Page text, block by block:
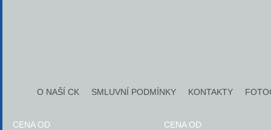
CENA OD CENA OD
O NAŠÍ CK SMLUVNÍ PODMÍNKY KONTAKTY